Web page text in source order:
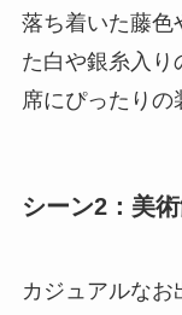
落ち着いた藤色
た白や銀糸入り
席にぴったりの
シーン2：美
カジュアルな